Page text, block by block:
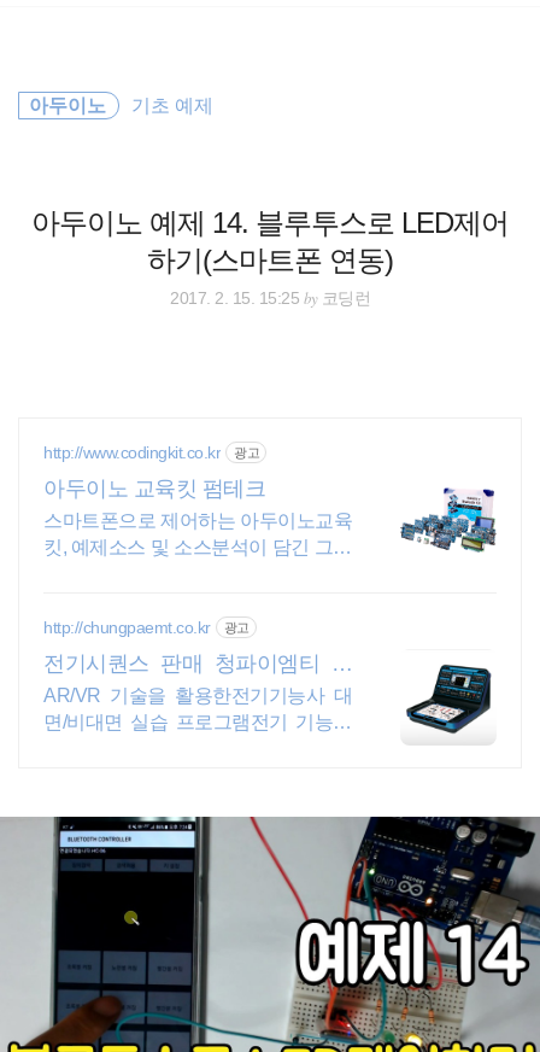
로
아두이노 예제 14. 블루투스로 LED제어
하기(스마트폰 연동)
아두이노 기초 예제
2017. 2. 15. 15:25 by코딩런
http://www.codingkit.co.kr 광고
아두이노 교육킷 펌테크
스마트폰으로 제어하는 아두이노교육
킷, 예제소스 및 소스분석이 담긴 그림
http://chungpaemt.co.kr 광고
전기시퀀스 판매 청파이엠티 교
육장비 잘 만드는 업체
AR/VR 기술을 활용한전기기능사 대
면/비대면 실습 프로그램전기 기능사